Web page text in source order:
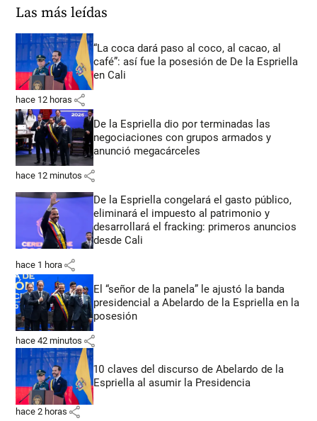
Las más leídas
“La coca dará paso al coco, al cacao, al
café”: así fue la posesión de De la Espriella
en Cali
hace 12 horas share
De la Espriella dio por terminadas las
negociaciones con grupos armados y
anunció megacárceles
hace 12 minutos share
De la Espriella congelará el gasto público,
eliminará el impuesto al patrimonio y
desarrollará el fracking: primeros anuncios
desde Cali
hace 1 hora share
El “señor de la panela” le ajustó la banda
presidencial a Abelardo de la Espriella en la
posesión
hace 42 minutos share
10 claves del discurso de Abelardo de la
Espriella al asumir la Presidencia
hace 2 horas share